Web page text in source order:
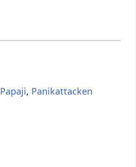
Papaji, Panikattacken